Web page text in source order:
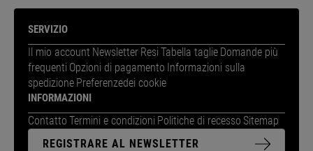
SERVIZIO
Il mio account Newsletter Resi Tabella taglie Domande più
frequenti Opzioni di pagamento Informazioni sulla
spedizione Preferenzedei cookie
INFORMAZIONI
Contatto Termini e condizioni Politiche di recesso Sitemap
REGISTRARE AL NEWSLETTER